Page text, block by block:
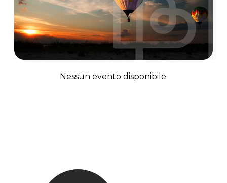
Nessun evento disponibile.